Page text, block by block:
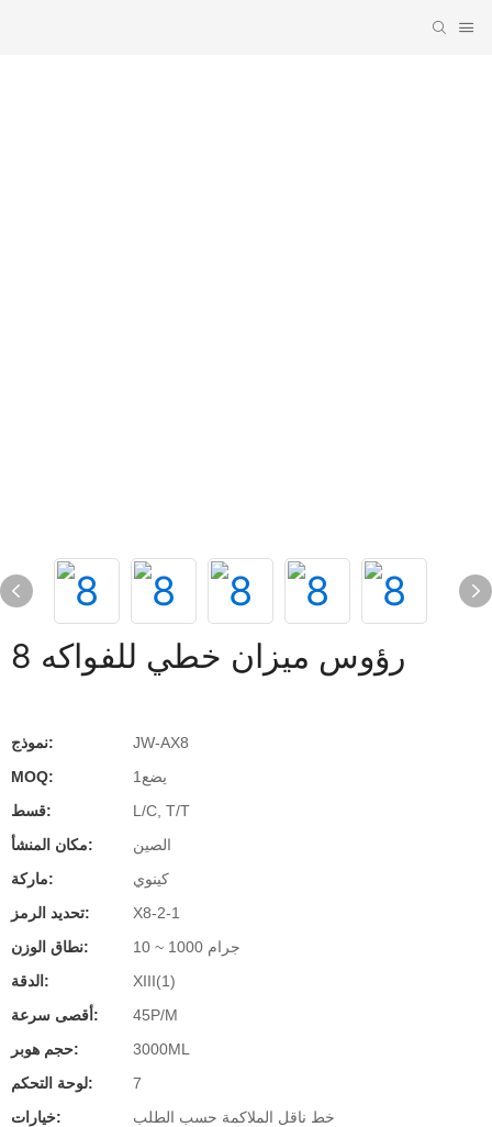
8 رؤوس ميزان خطي للفواكه
نموذج:
JW-AX8
MOQ:
يضع1
قسط:
L/C, T/T
مكان المنشأ:
الصين
ماركة:
كينوي
تحديد الرمز:
X8-2-1
نطاق الوزن:
10 ~ 1000 جرام
الدقة:
XIII(1)
أقصى سرعة:
45P/M
حجم هوبر:
3000ML
لوحة التحكم:
7
خيارات:
خط ناقل الملاكمة حسب الطلب